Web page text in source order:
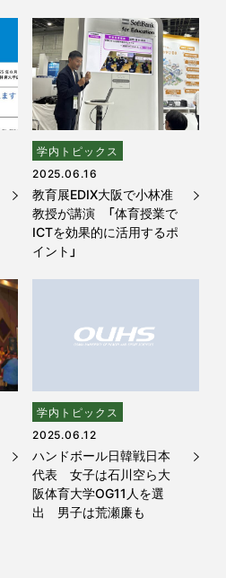
学内トピックス
2025.06.16
教育展EDIX大阪で小林准
教授が講演 「体育授業で
ICTを効果的に活用するポ
イント」
学内トピックス
2025.06.12
ハンドボール日韓戦日本
代表 女子は石川空ら大
阪体育大学OG11人を選
出 男子は荒瀬廉も